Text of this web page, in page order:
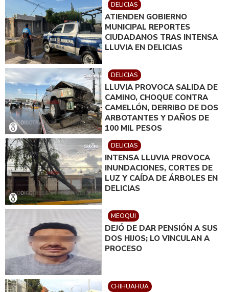
DELICIAS
ATIENDEN GOBIERNO
MUNICIPAL REPORTES
CIUDADANOS TRAS INTENSA
LLUVIA EN DELICIAS
DELICIAS
LLUVIA PROVOCA SALIDA DE
CAMINO, CHOQUE CONTRA
CAMELLÓN, DERRIBO DE DOS
ARBOTANTES Y DAÑOS DE
100 MIL PESOS
DELICIAS
INTENSA LLUVIA PROVOCA
INUNDACIONES, CORTES DE
LUZ Y CAÍDA DE ÁRBOLES EN
DELICIAS
MEOQUI
DEJÓ DE DAR PENSIÓN A SUS
DOS HIJOS; LO VINCULAN A
PROCESO
CHIHUAHUA